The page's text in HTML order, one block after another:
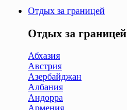
Отдых за границей
Отдых за границей
Абхазия
Австрия
Азербайджан
Албания
Андорра